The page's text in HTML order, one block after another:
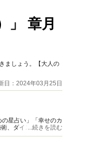
」 章月
ましょう。【大人の
日：2024年03月25日
星占い」「幸せのカ
、ダイスやカード占
...続きを読む